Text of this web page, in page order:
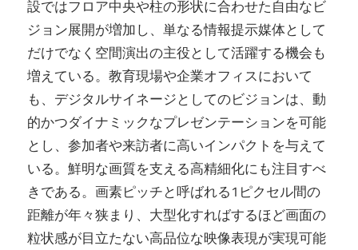
設ではフロア中央や柱の形状に合わせた自由なビ
ジョン展開が増加し、単なる情報提示媒体として
だけでなく空間演出の主役として活躍する機会も
増えている。教育現場や企業オフィスにおいて
も、デジタルサイネージとしてのビジョンは、動
的かつダイナミックなプレゼンテーションを可能
とし、参加者や来訪者に高いインパクトを与えて
いる。鮮明な画質を支える高精細化にも注目すべ
きである。画素ピッチと呼ばれる1ピクセル間の
距離が年々狭まり、大型化すればするほど画面の
粒状感が目立たない高品位な映像表現が実現可能